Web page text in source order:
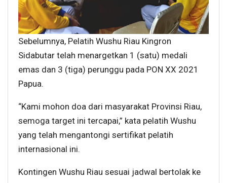
Sebelumnya, Pelatih Wushu Riau Kingron
Sidabutar telah menargetkan 1 (satu) medali
emas dan 3 (tiga) perunggu pada PON XX 2021
Papua.
“Kami mohon doa dari masyarakat Provinsi Riau,
semoga target ini tercapai,” kata pelatih Wushu
yang telah mengantongi sertifikat pelatih
internasional ini.
Kontingen Wushu Riau sesuai jadwal bertolak ke